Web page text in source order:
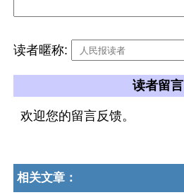
读者暱称:
读者留言
欢迎您的留言反馈。
相关文章：